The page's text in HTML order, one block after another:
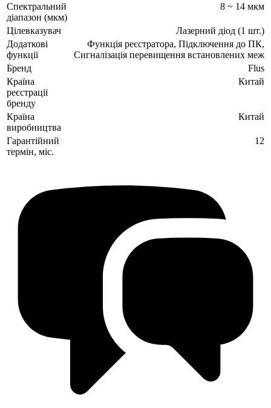
Спектральний
діапазон (мкм)
8 ~ 14 мкм
Цілевказувач
Лазерний діод (1 шт.)
Додаткові
функції
Функція реєстратора, Підключення до ПК,
Сигналізація перевищення встановлених меж
Бренд
Flus
Країна
реєстрації
бренду
Китай
Країна
виробництва
Китай
Гарантійний
термін, міс.
12